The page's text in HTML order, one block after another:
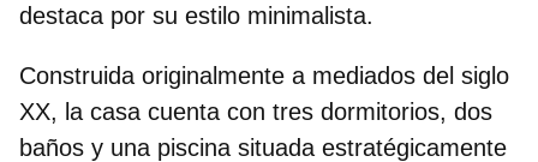
destaca por su estilo minimalista.
Construida originalmente a mediados del siglo
XX, la casa cuenta con tres dormitorios, dos
baños y una piscina situada estratégicamente